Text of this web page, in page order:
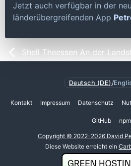
Jetzt auch verfügbar in der
länderübergreifenden App
Shell Theessen An der
Deutsch (DE) /
Kontakt Impressum Datenschutz
GitHub npm
Copyright © 2022-2026 David
Diese Website erreicht ein